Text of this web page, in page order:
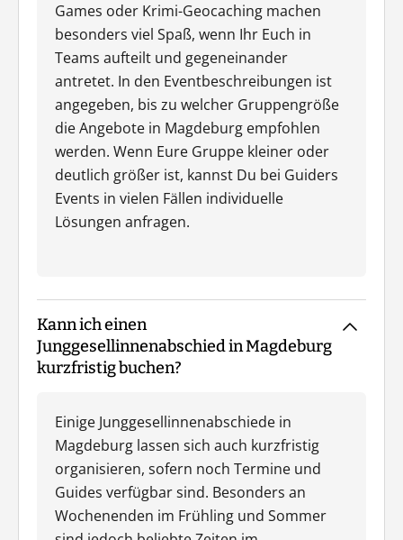
Games oder Krimi-Geocaching machen
besonders viel Spaß, wenn Ihr Euch in
Teams aufteilt und gegeneinander
antretet. In den Eventbeschreibungen ist
angegeben, bis zu welcher Gruppengröße
die Angebote in Magdeburg empfohlen
werden. Wenn Eure Gruppe kleiner oder
deutlich größer ist, kannst Du bei Guiders
Events in vielen Fällen individuelle
Lösungen anfragen.
Kann ich einen
Junggesellinnenabschied in Magdeburg
kurzfristig buchen?
Einige Junggesellinnenabschiede in
Magdeburg lassen sich auch kurzfristig
organisieren, sofern noch Termine und
Guides verfügbar sind. Besonders an
Wochenenden im Frühling und Sommer